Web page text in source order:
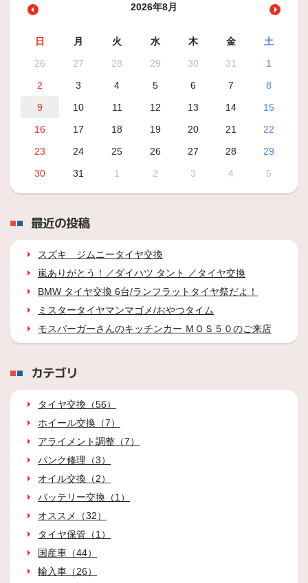
2026年8月
日 月 火 水 木 金
土
26
27 28 29 30 31
1
2
3 4 5 6 7
8
9
10 11 12 13 14
15
16
17 18 19 20 21
22
23
24 25 26 27 28
29
30
31 1 2 3 4 5
最近の投稿
スズキ ジムニータイヤ交換
嵐ありがとう！／ダイハツ タント ／タイヤ交換
BMW タイヤ交換 6台/ランフラットタイヤ祭だよ！
ミスタータイヤマンマゴメ/おやつタイム
モスバーガーさんのキッチンカー ＭＯＳ５０のご来店
カテゴリ
タイヤ交換（56）
ホイール交換（7）
アライメント調整（7）
パンク修理（3）
オイル交換（2）
バッテリー交換（1）
オススメ（32）
タイヤ保管（1）
国産車（44）
輸入車（26）